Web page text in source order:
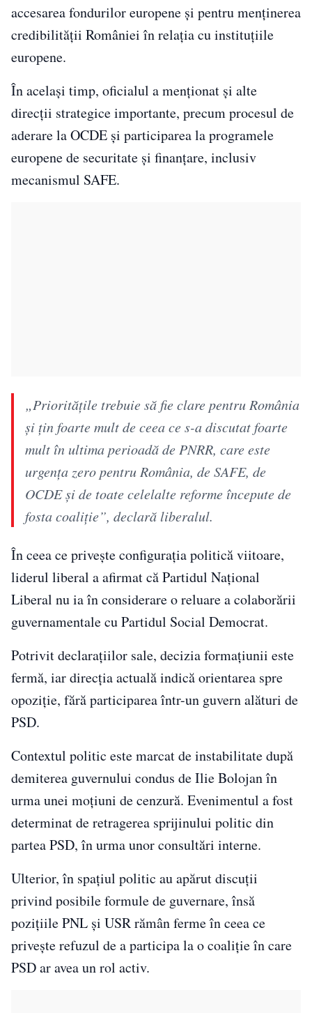
accesarea fondurilor europene și pentru menținerea
credibilității României în relația cu instituțiile
europene.
În același timp, oficialul a menționat și alte
direcții strategice importante, precum procesul de
aderare la OCDE și participarea la programele
europene de securitate și finanțare, inclusiv
mecanismul SAFE.
„Prioritățile trebuie să fie clare pentru România
și țin foarte mult de ceea ce s-a discutat foarte
mult în ultima perioadă de PNRR, care este
urgența zero pentru România, de SAFE, de
OCDE și de toate celelalte reforme începute de
fosta coaliție”, declară liberalul.
În ceea ce privește configurația politică viitoare,
liderul liberal a afirmat că Partidul Național
Liberal nu ia în considerare o reluare a colaborării
guvernamentale cu Partidul Social Democrat.
Potrivit declarațiilor sale, decizia formațiunii este
fermă, iar direcția actuală indică orientarea spre
opoziție, fără participarea într-un guvern alături de
PSD.
Contextul politic este marcat de instabilitate după
demiterea guvernului condus de Ilie Bolojan în
urma unei moțiuni de cenzură. Evenimentul a fost
determinat de retragerea sprijinului politic din
partea PSD, în urma unor consultări interne.
Ulterior, în spațiul politic au apărut discuții
privind posibile formule de guvernare, însă
pozițiile PNL și USR rămân ferme în ceea ce
privește refuzul de a participa la o coaliție în care
PSD ar avea un rol activ.